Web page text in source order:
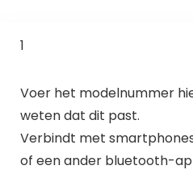
1
Voer het modelnummer
weten dat dit past.
Verbindt met
of een ander bluetooth-